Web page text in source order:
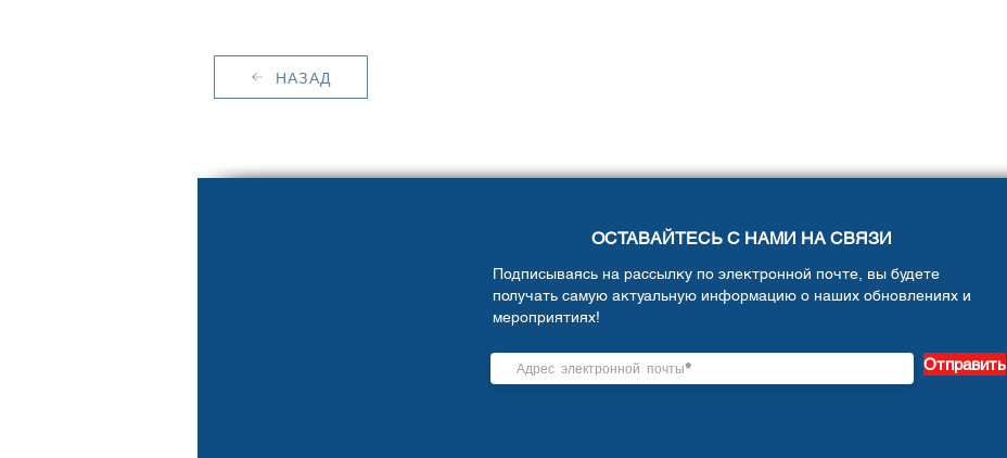
НАЗАД
ОСТАВАЙТЕСЬ С НАМИ НА СВЯЗИ
Подписываясь на рассылку по электронной почте, вы будете
получать самую актуальную информацию о наших обновлениях и
мероприятиях!
Отправить